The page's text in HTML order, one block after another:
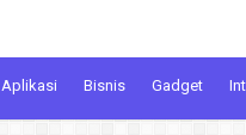
Aplikasi Bisnis Gadget